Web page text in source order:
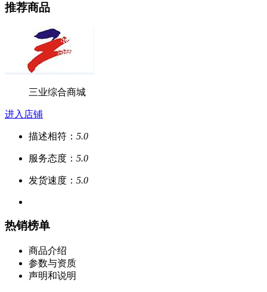
推荐商品
三业综合商城
进入店铺
描述相符： 5.0
服务态度： 5.0
发货速度： 5.0
热销榜单
商品介绍
参数与资质
声明和说明